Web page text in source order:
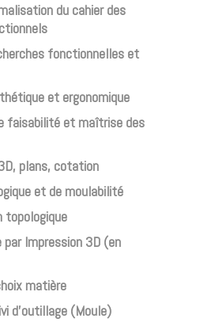
du cahier des
fonctionnelles et
et ergonomique
faisabilité et maîtrise des
plans, cotation
et de moulabilité
topologique
Impression 3D (en
matière
d’outillage (Moule)